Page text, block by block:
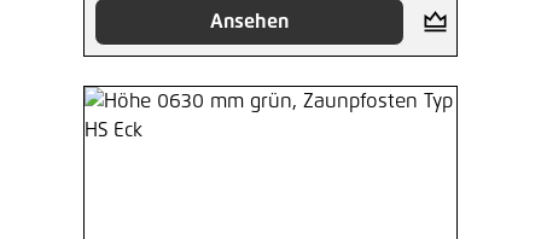
Ansehen